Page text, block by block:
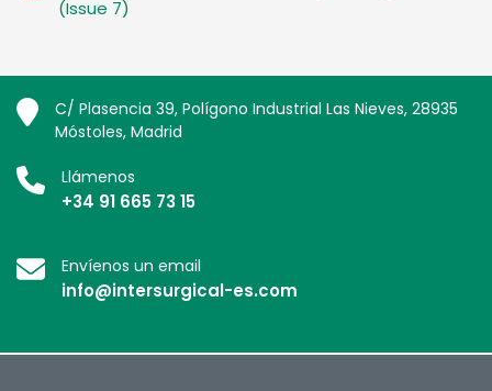
(Issue 7)
C/ Plasencia 39, Polígono Industrial Las Nieves, 28935
Móstoles, Madrid
Llámenos
+34 91 665 73 15
Envíenos un email
info@intersurgical-es.com